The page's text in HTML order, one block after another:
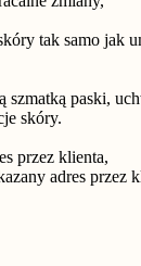
tak samo jak
szmatką paski,
skóry.
przez klienta,
adres przez